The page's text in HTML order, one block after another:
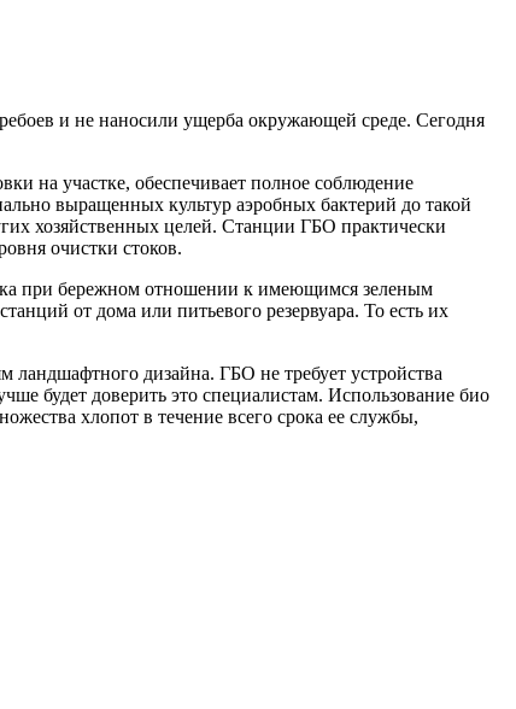
и не наносили ущерба окружающей среде. Сегодня
на участке, обеспечивает полное соблюдение
выращенных культур аэробных бактерий до такой
хозяйственных целей. Станции ГБО практически
очистки стоков.
при бережном отношении к имеющимся зеленым
от дома или питьевого резервуара. То есть их
дизайна. ГБО не требует устройства
будет доверить это специалистам. Использование био
хлопот в течение всего срока ее службы,